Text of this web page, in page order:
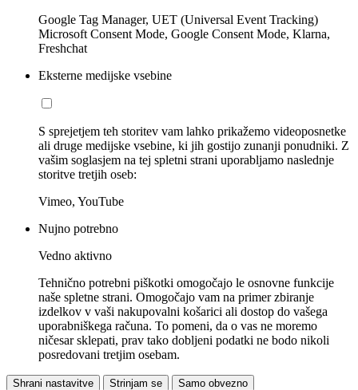
Google Tag Manager, UET (Universal Event Tracking)
Microsoft Consent Mode, Google Consent Mode, Klarna,
Freshchat
Eksterne medijske vsebine
S sprejetjem teh storitev vam lahko prikažemo videoposnetke
ali druge medijske vsebine, ki jih gostijo zunanji ponudniki. Z
vašim soglasjem na tej spletni strani uporabljamo naslednje
storitve tretjih oseb:
Vimeo, YouTube
Nujno potrebno
Vedno aktivno
Tehnično potrebni piškotki omogočajo le osnovne funkcije
naše spletne strani. Omogočajo vam na primer zbiranje
izdelkov v vaši nakupovalni košarici ali dostop do vašega
uporabniškega računa. To pomeni, da o vas ne moremo
ničesar sklepati, prav tako dobljeni podatki ne bodo nikoli
posredovani tretjim osebam.
Shrani nastavitve Strinjam se Samo obvezno